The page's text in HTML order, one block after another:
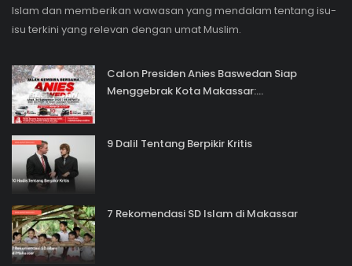
Islam dan memberikan wawasan yang mendalam tentang isu-
isu terkini yang relevan dengan umat Muslim.
Calon Presiden Anies Baswedan Siap
Menggebrak Kota Makassar:...
9 Dalil Tentang Berpikir Kritis
7 Rekomendasi SD Islam di Makassar